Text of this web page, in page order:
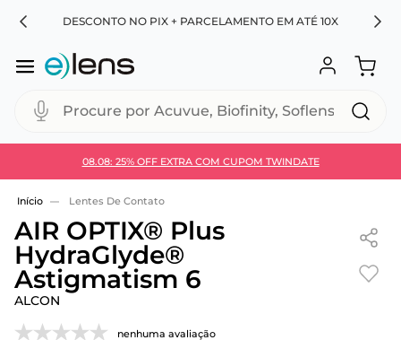
DESCONTO NO PIX + PARCELAMENTO EM ATÉ 10X
Procure por Acuvue, Biofinity, Soflens...
08.08: 25% OFF EXTRA COM CUPOM TWINDATE
Use 30HOJE e ganhe 30% OFF + economia extra no
Lentes De Contato
AIR OPTIX® Plus
HydraGlyde®
Astigmatism 6
ALCON
nenhuma avaliação